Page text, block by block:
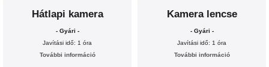
Hátlapi kamera
- Gyári -
Javítási idő: 1 óra
További információ
Kamera lencse
- Gyári -
Javítási idő: 1 óra
További információ